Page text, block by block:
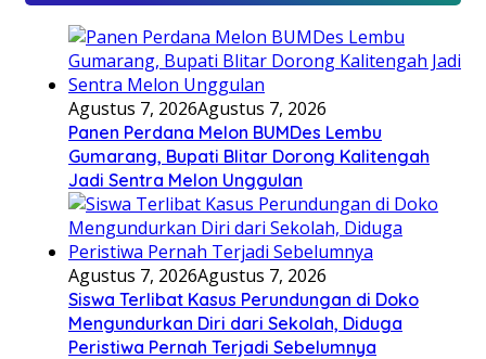
Agustus 7, 2026Agustus 7, 2026
Panen Perdana Melon BUMDes Lembu
Gumarang, Bupati Blitar Dorong Kalitengah
Jadi Sentra Melon Unggulan
Agustus 7, 2026Agustus 7, 2026
Siswa Terlibat Kasus Perundungan di Doko
Mengundurkan Diri dari Sekolah, Diduga
Peristiwa Pernah Terjadi Sebelumnya